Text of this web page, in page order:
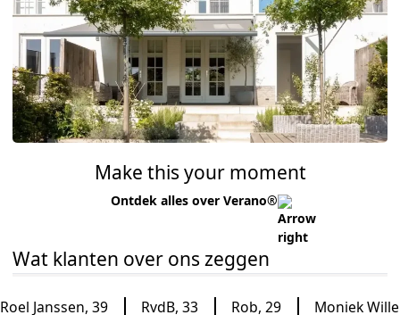
Make this your moment
Ontdek alles over Verano®
Wat klanten over ons zeggen
Roel Janssen, 39 RvdB, 33 Rob, 29 Moniek